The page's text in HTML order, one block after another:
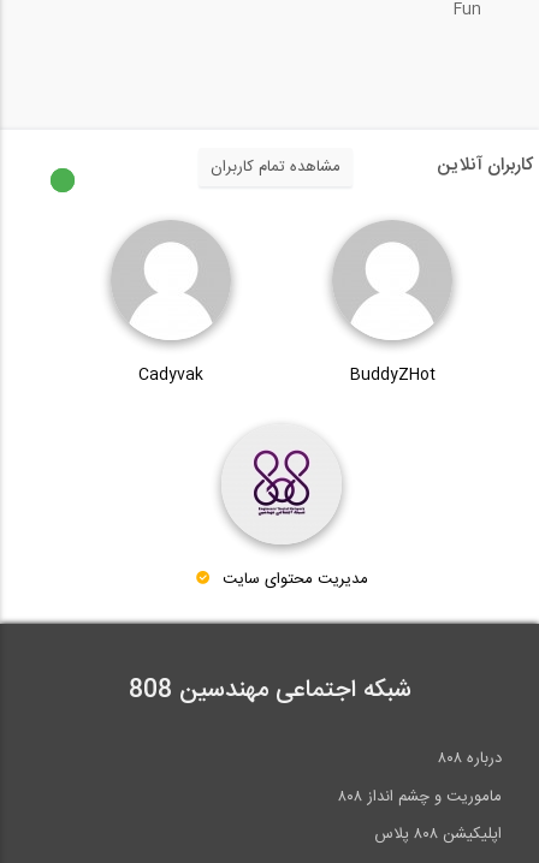
Fun
کاربران آنلاین مشاهده تمام کاربران
BuddyZHot
Cadyvak
مدیریت محتوای سایت
شبکه اجتماعی مهندسین 808
درباره ۸۰۸
ماموریت و چشم انداز ۸۰۸
اپلیکیشن ۸۰۸ پلاس